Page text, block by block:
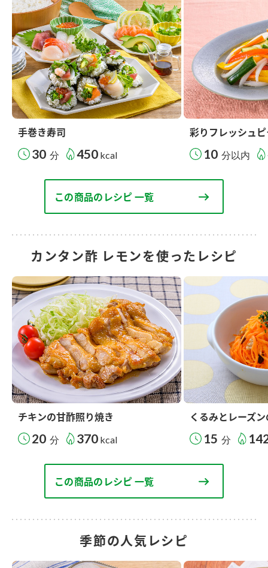
手巻き寿司
30 分 450 kcal
彩りフレッシュ
10 分以内
この商品のレシピ 一覧
カンタン酢 レモンを使ったレシピ
チキンの甘酢照り焼き
20 分 370 kcal
くるみとレーズ
15 分
この商品のレシピ 一覧
季節の人気レシピ